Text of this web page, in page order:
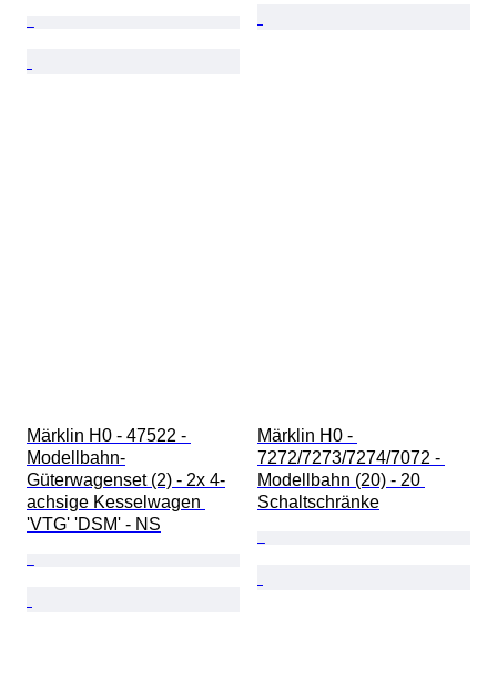
Märklin H0 - 47522 -
Modellbahn-
Güterwagenset (2) - 2x 4-
achsige Kesselwagen
'VTG' 'DSM' - NS
Märklin H0 -
7272/7273/7274/7072 -
Modellbahn (20) - 20
Schaltschränke